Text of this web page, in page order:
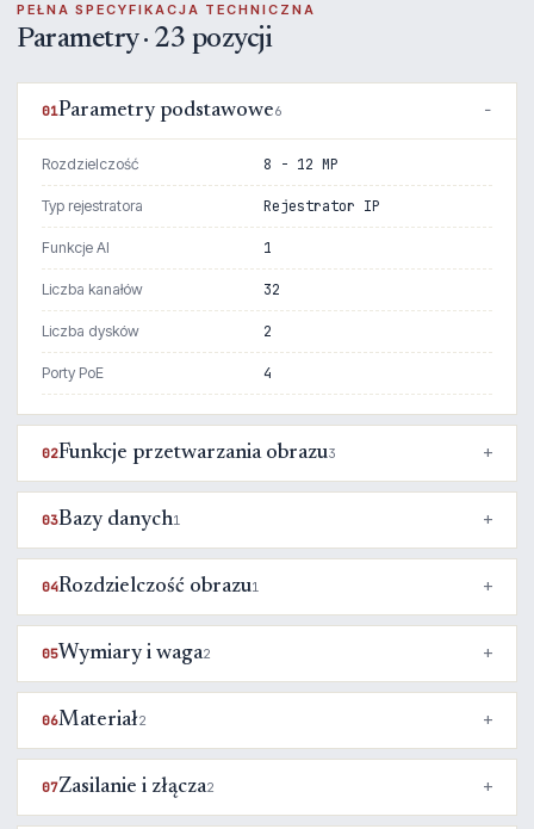
PEŁNA SPECYFIKACJA TECHNICZNA
Parametry · 23 pozycji
01Parametry podstawowe6
Rozdzielczość 8 - 12 MP
Typ rejestratora Rejestrator IP
Funkcje AI 1
Liczba kanałów 32
Liczba dysków 2
Porty PoE 4
02Funkcje przetwarzania obrazu3
03Bazy danych1
04Rozdzielczość obrazu1
05Wymiary i waga2
06Materiał2
07Zasilanie i złącza2